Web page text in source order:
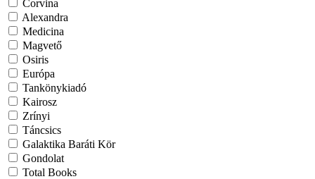
Corvina
Alexandra
Medicina
Magvető
Osiris
Európa
Tankönykiadó
Kairosz
Zrínyi
Táncsics
Galaktika Baráti Kör
Gondolat
Total Books